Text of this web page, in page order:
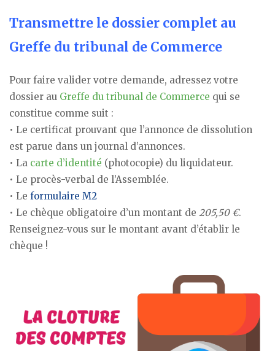
Transmettre le dossier complet au
Greffe du tribunal de Commerce
Pour faire valider votre demande, adressez votre
dossier au Greffe du tribunal de Commerce qui se
constitue comme suit :
• Le certificat prouvant que l’annonce de dissolution
est parue dans un journal d’annonces.
• La carte d’identité (photocopie) du liquidateur.
• Le procès-verbal de l’Assemblée.
• Le formulaire M2
• Le chèque obligatoire d’un montant de 205,50 €.
Renseignez-vous sur le montant avant d’établir le
chèque !